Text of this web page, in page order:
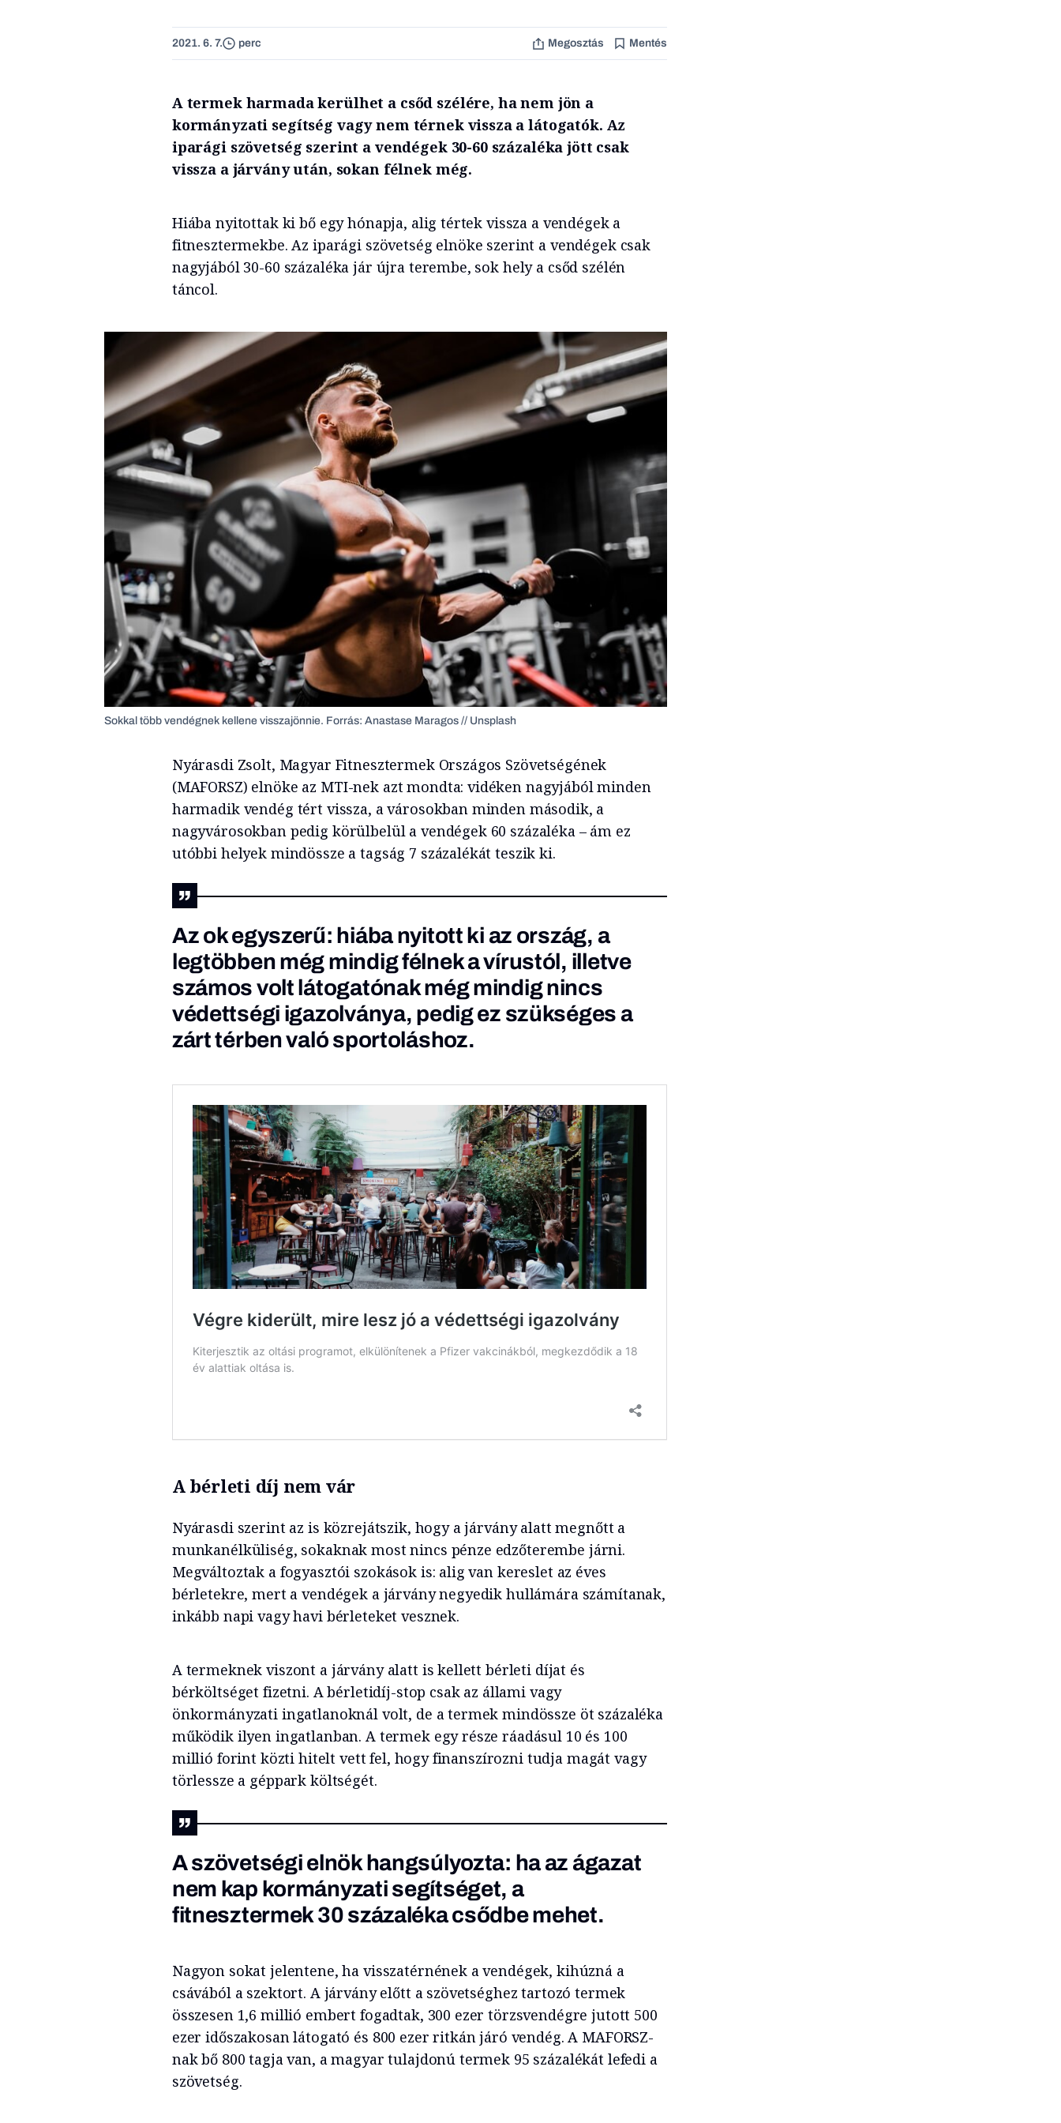
2021. 6. 7. perc Megosztás Mentés
A termek harmada kerülhet a csőd szélére, ha nem jön a
kormányzati segítség vagy nem térnek vissza a látogatók. Az
iparági szövetség szerint a vendégek 30-60 százaléka jött csak
vissza a járvány után, sokan félnek még.
Hiába nyitottak ki bő egy hónapja, alig tértek vissza a vendégek a
fitnesztermekbe. Az iparági szövetség elnöke szerint a vendégek csak
nagyjából 30-60 százaléka jár újra terembe, sok hely a csőd szélén
táncol.
Sokkal több vendégnek kellene visszajönnie. Forrás: Anastase Maragos // Unsplash
Nyárasdi Zsolt, Magyar Fitnesztermek Országos Szövetségének
(MAFORSZ) elnöke az MTI-nek azt mondta: vidéken nagyjából minden
harmadik vendég tért vissza, a városokban minden második, a
nagyvárosokban pedig körülbelül a vendégek 60 százaléka – ám ez
utóbbi helyek mindössze a tagság 7 százalékát teszik ki.
Az ok egyszerű: hiába nyitott ki az ország, a
legtöbben még mindig félnek a vírustól, illetve
számos volt látogatónak még mindig nincs
védettségi igazolványa, pedigez szükséges a
zárt térben való sportoláshoz.
A bérleti díj nem vár
Nyárasdi szerint az is közrejátszik, hogy a járvány alatt megnőtt a
munkanélküliség, sokaknak most nincs pénze edzőterembe járni.
Megváltoztak a fogyasztói szokások is: alig van kereslet az éves
bérletekre, mert a vendégek a járvány negyedik hullámára számítanak,
inkább napi vagy havi bérleteket vesznek.
A termeknek viszont a járvány alatt is kellett bérleti díjat és
bérköltséget fizetni. A bérletidíj-stop csak az állami vagy
önkormányzati ingatlanoknál volt, de a termek mindössze öt százaléka
működik ilyen ingatlanban. A termek egy része ráadásul 10 és 100
millió forint közti hitelt vett fel, hogy finanszírozni tudja magát vagy
törlessze a géppark költségét.
A szövetségi elnök hangsúlyozta: ha az ágazat
nem kap kormányzati segítséget, a
fitnesztermek 30 százaléka csődbe mehet.
Nagyon sokat jelentene, ha visszatérnének a vendégek, kihúzná a
csávából a szektort. A járvány előtt a szövetséghez tartozó termek
összesen 1,6 millió embert fogadtak, 300 ezer törzsvendégre jutott 500
ezer időszakosan látogató és 800 ezer ritkán járó vendég. A MAFORSZ-
nak bő 800 tagja van, a magyar tulajdonú termek 95 százalékát lefedi a
szövetség.